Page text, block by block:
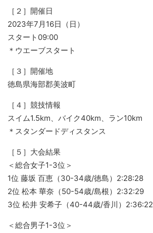
［２］開催日
2023年7月16日（日）
スタート09:00
＊ウエーブスタート
［３］開催地
徳島県海部郡美波町
［４］競技情報
スイム1.5km、バイク40km、ラン10km
＊スタンダードディスタンス
［５］大会結果
＜総合女子1-3位＞
1位 藤坂 百恵（30-34歳/徳島）2:28:28
2位 松本 華奈（50-54歳/島根）2:32:29
3位 松井 安希子（40-44歳/香川）2:36:22
＜総合男子1-3位＞